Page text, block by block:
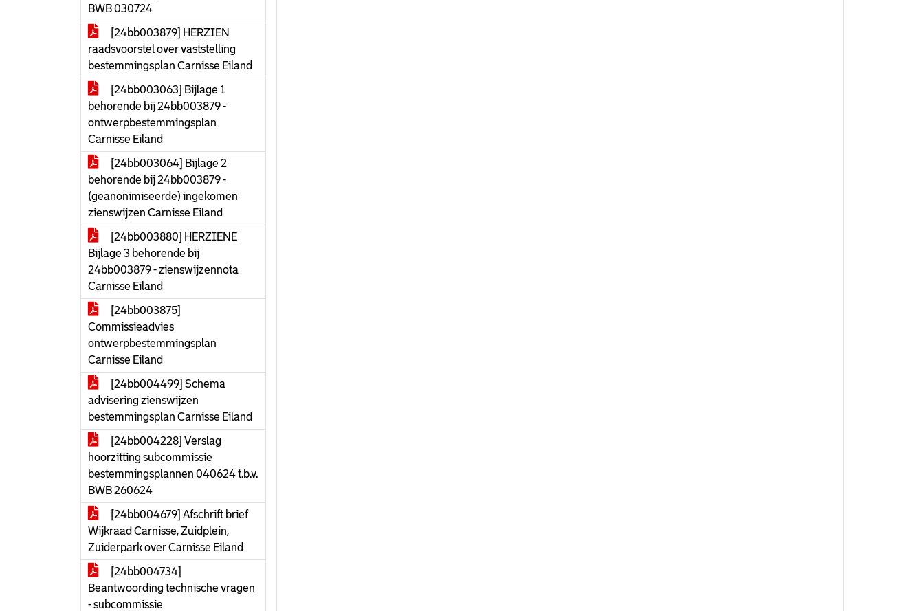
BWB 030724
[24bb003879] HERZIEN
raadsvoorstel over vaststelling
bestemmingsplan Carnisse Eiland
[24bb003063] Bijlage 1
behorende bij 24bb003879 -
ontwerpbestemmingsplan
Carnisse Eiland
[24bb003064] Bijlage 2
behorende bij 24bb003879 -
(geanonimiseerde) ingekomen
zienswijzen Carnisse Eiland
[24bb003880] HERZIENE
Bijlage 3 behorende bij
24bb003879 - zienswijzennota
Carnisse Eiland
[24bb003875]
Commissieadvies
ontwerpbestemmingsplan
Carnisse Eiland
[24bb004499] Schema
advisering zienswijzen
bestemmingsplan Carnisse Eiland
[24bb004228] Verslag
hoorzitting subcommissie
bestemmingsplannen 040624 t.b.v.
BWB 260624
[24bb004679] Afschrift brief
Wijkraad Carnisse, Zuidplein,
Zuiderpark over Carnisse Eiland
[24bb004734]
Beantwoording technische vragen
- subcommissie